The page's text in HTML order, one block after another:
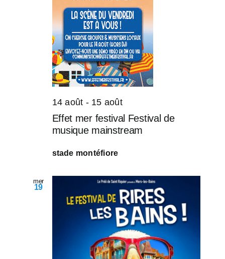
14 août - 15 août
Effet mer festival Festival de
musique mainstream
stade montéfiore
mer
19